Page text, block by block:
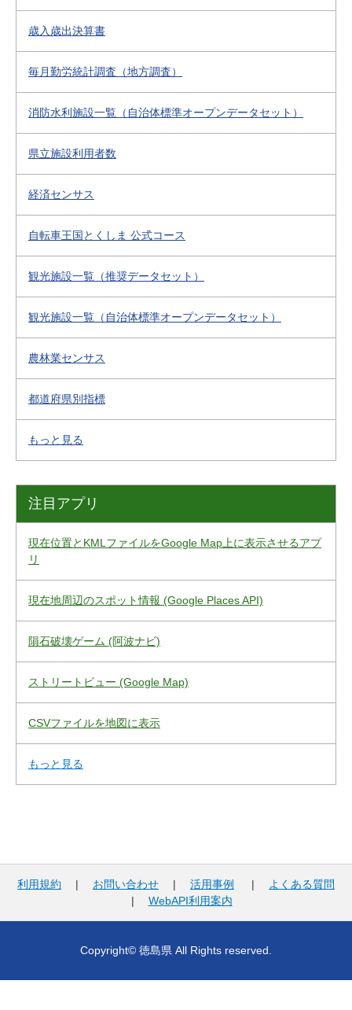
歳入歳出決算書
毎月勤労統計調査（地方調査）
消防水利施設一覧（自治体標準オープンデータセット）
県立施設利用者数
経済センサス
自転車王国とくしま 公式コース
観光施設一覧（推奨データセット）
観光施設一覧（自治体標準オープンデータセット）
農林業センサス
都道府県別指標
もっと見る
注目アプリ
現在位置とKMLファイルをGoogle Map上に表示させるアプ
リ
現在地周辺のスポット情報 (Google Places API)
隕石破壊ゲーム (阿波ナビ)
ストリートビュー (Google Map)
CSVファイルを地図に表示
もっと見る
利用規約 | お問い合わせ | 活用事例 |
よくある質問
| WebAPI利用案内
Copyright© 徳島県 All Rights reserved.